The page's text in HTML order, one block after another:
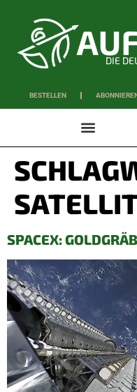
DIE
BESTELLEN
SPACEX: